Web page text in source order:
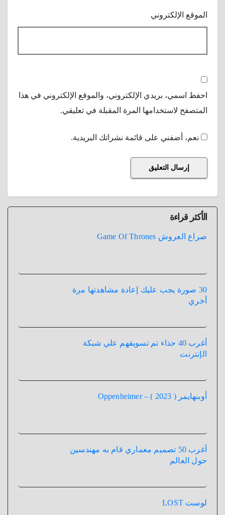
الموقع الإلكتروني
احفظ اسمي، بريدي الإلكتروني، والموقع الإلكتروني في هذا
المتصفح لاستخدامها المرة المقبلة في تعليقي.
نعم، أضفني على قائمة نشراتك البريدية.
الأكثر قراءة
صراع العروش Game Of Thrones
30 صورة يجب عليك إعادة مشاهدتها مرة
أخري
أغرب 40 حذاء تم تسويقهم علي شبكة
الإنترنت
أوبنهايمر ( 2023 ) – Oppenheimer
أغرب 50 تصميم معماري قام به مهندسين
حول العالم
لوست LOST